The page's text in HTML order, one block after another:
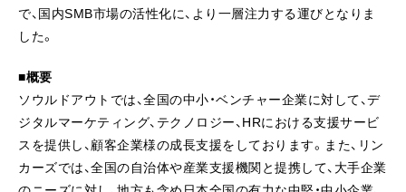
で、国内SMB市場の活性化に、より一層注力する運びとなりま
した。
■概要
ソウルドアウトでは、全国の中小・ベンチャー企業に対して、デ
ジタルマーケティング、テクノロジー、HRにおける支援サービ
スを提供し、顧客企業様の成長支援をしております。また、リン
カーズでは、全国の自治体や産業支援機関と提携して、大手企業